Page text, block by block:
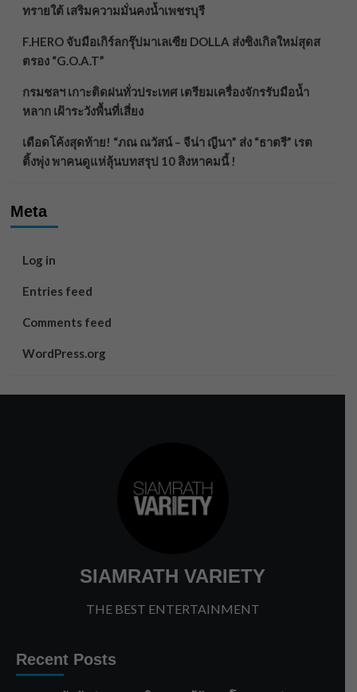
ทรายใต้ เสริมความมั่นคงน้ำเพชรบุรี
F.HERO จับมือเกิร์ลกรุ๊ปมาเลเซีย DOLLA ส่งซิงเกิลใหม่สุดส
ตรอง “G.O.A.T”
กรมชลฯ เกาะติดฝนทั่วประเทศ เตรียมเครื่องจักรรับมือน้ำ
หลาก เฝ้าระวังพื้นที่เสี่ยง
เดือดโค้งสุดท้าย! “ภณ ณวัสน์ – จีน่า ญีนา” ส่ง “ธาตรี” เรต
ติ้งพุ่ง พาคนดูแห่ลุ้นบทสรุป 10 สิงหาคมนี้ !
Meta
Log in
Entries feed
Comments feed
WordPress.org
SIAMRATH VARIETY
THE BEST ENTERTAINMENT
Recent Posts